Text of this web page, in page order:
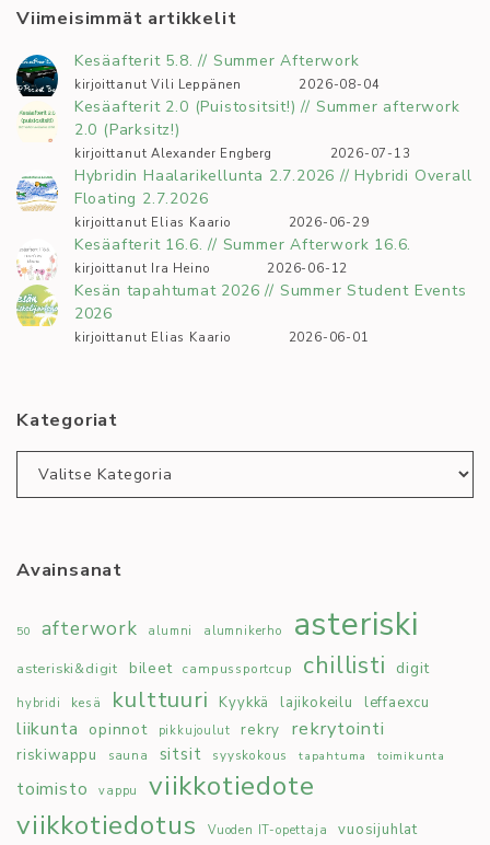
Viimeisimmät artikkelit
Kesäafterit 5.8. // Summer Afterwork
kirjoittanut Vili Leppänen 2026-08-04
Kesäafterit 2.0 (Puistositsit!) // Summer afterwork
2.0 (Parksitz!)
kirjoittanut Alexander Engberg 2026-07-13
Hybridin Haalarikellunta 2.7.2026 // Hybridi Overall
Floating 2.7.2026
kirjoittanut Elias Kaario 2026-06-29
Kesäafterit 16.6. // Summer Afterwork 16.6.
kirjoittanut Ira Heino 2026-06-12
Kesän tapahtumat 2026 // Summer Student Events
2026
kirjoittanut Elias Kaario 2026-06-01
Kategoriat
Avainsanat
50 afterwork alumni alumnikerho asteriski
asteriski&digit bileet campussportcup chillisti digit
hybridi kesä kulttuuri Kyykkä lajikokeilu leffaexcu
liikunta opinnot pikkujoulut rekry rekrytointi
riskiwappu sauna sitsit syyskokous tapahtuma toimikunta
toimisto vappu
viikkotiedote
viikkotiedotus
Vuoden IT-opettaja vuosijuhlat